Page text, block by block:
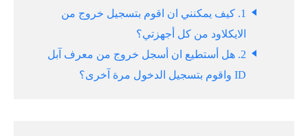
1. كيف يمكنني ان اقوم بتسجيل خروج من
الايكلاود من كل أجهزتي؟
2. هل أستطيع ان أسجل خروج من معرف آبل
ID واقوم بتسجيل الدخول مرة آخرى؟